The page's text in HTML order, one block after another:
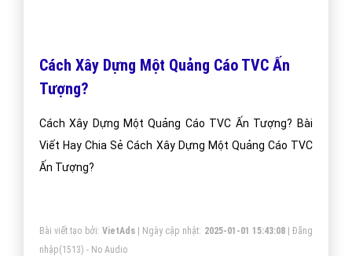
Cách Xây Dựng Một Quảng Cáo TVC Ấn
Tượng?
Cách Xây Dựng Một Quảng Cáo TVC Ấn Tượng? Bài
Viết Hay Chia Sẻ Cách Xây Dựng Một Quảng Cáo TVC
Ấn Tượng?
Bài viết tạo bởi: VietAds| Ngày cập nhật: 2025-01-01 15:43:08|Đăng
nhập(1513) - No Audio